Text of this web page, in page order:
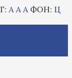
A A A ФОН: Ц